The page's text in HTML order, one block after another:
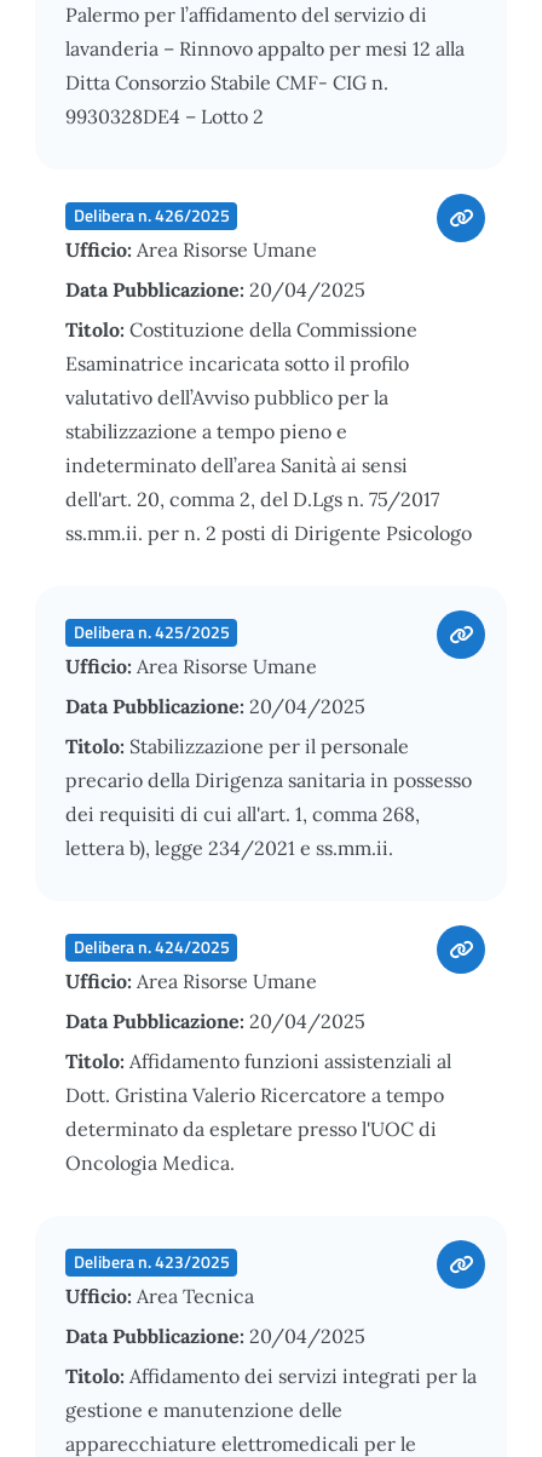
Palermo per l’affidamento del servizio di
lavanderia – Rinnovo appalto per mesi 12 alla
Ditta Consorzio Stabile CMF- CIG n.
9930328DE4 – Lotto 2
Delibera n. 426/2025
Ufficio: Area Risorse Umane
Data Pubblicazione: 20/04/2025
Titolo: Costituzione della Commissione
Esaminatrice incaricata sotto il profilo
valutativo dell’Avviso pubblico per la
stabilizzazione a tempo pieno e
indeterminato dell’area Sanità ai sensi
dell'art. 20, comma 2, del D.Lgs n. 75/2017
ss.mm.ii. per n. 2 posti di Dirigente Psicologo
Delibera n. 425/2025
Ufficio: Area Risorse Umane
Data Pubblicazione: 20/04/2025
Titolo: Stabilizzazione per il personale
precario della Dirigenza sanitaria in possesso
dei requisiti di cui all'art. 1, comma 268,
lettera b), legge 234/2021 e ss.mm.ii.
Delibera n. 424/2025
Ufficio: Area Risorse Umane
Data Pubblicazione: 20/04/2025
Titolo: Affidamento funzioni assistenziali al
Dott. Gristina Valerio Ricercatore a tempo
determinato da espletare presso l'UOC di
Oncologia Medica.
Delibera n. 423/2025
Ufficio: Area Tecnica
Data Pubblicazione: 20/04/2025
Titolo: Affidamento dei servizi integrati per la
gestione e manutenzione delle
apparecchiature elettromedicali per le